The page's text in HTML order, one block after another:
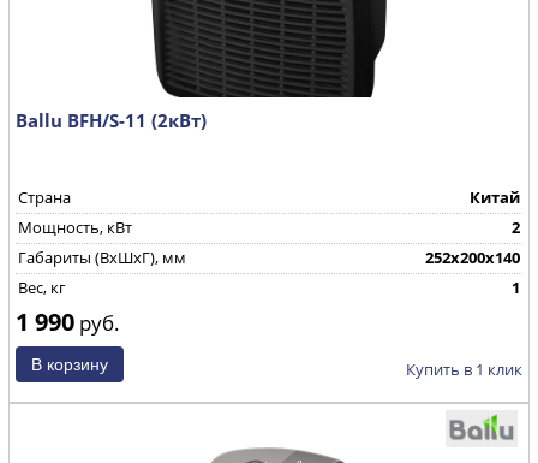
Ballu BFH/S-11 (2кВт)
Страна
Китай
Мощность, кВт
2
Габариты (ВхШхГ), мм
252х200х140
Вес, кг
1
1 990 руб.
Купить в 1 клик